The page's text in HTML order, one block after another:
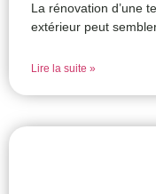
La rénovation d’une
extérieur peut
Lire la suite »